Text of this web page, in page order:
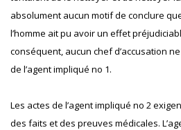
absolument aucun motif de conclure
l’homme ait pu avoir un effet
conséquent, aucun chef d’accusation
de l’agent impliqué no 1.
Les actes de l’agent impliqué no 2
des faits et des preuves médicales.